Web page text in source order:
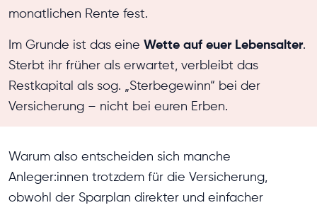
monatlichen Rente fest.
Im Grunde ist das eine Wette auf euer Lebensalter.
Sterbt ihr früher als erwartet, verbleibt das
Restkapital als sog. „Sterbegewinn“ bei der
Versicherung – nicht bei euren Erben.
Warum also entscheiden sich manche
Anleger:innen trotzdem für die Versicherung,
obwohl der Sparplan direkter und einfacher